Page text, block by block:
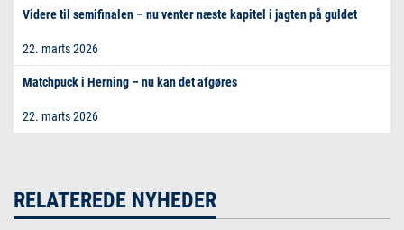
Videre til semifinalen – nu venter næste kapitel i jagten på guldet
22. marts 2026
Matchpuck i Herning – nu kan det afgøres
22. marts 2026
RELATEREDE NYHEDER